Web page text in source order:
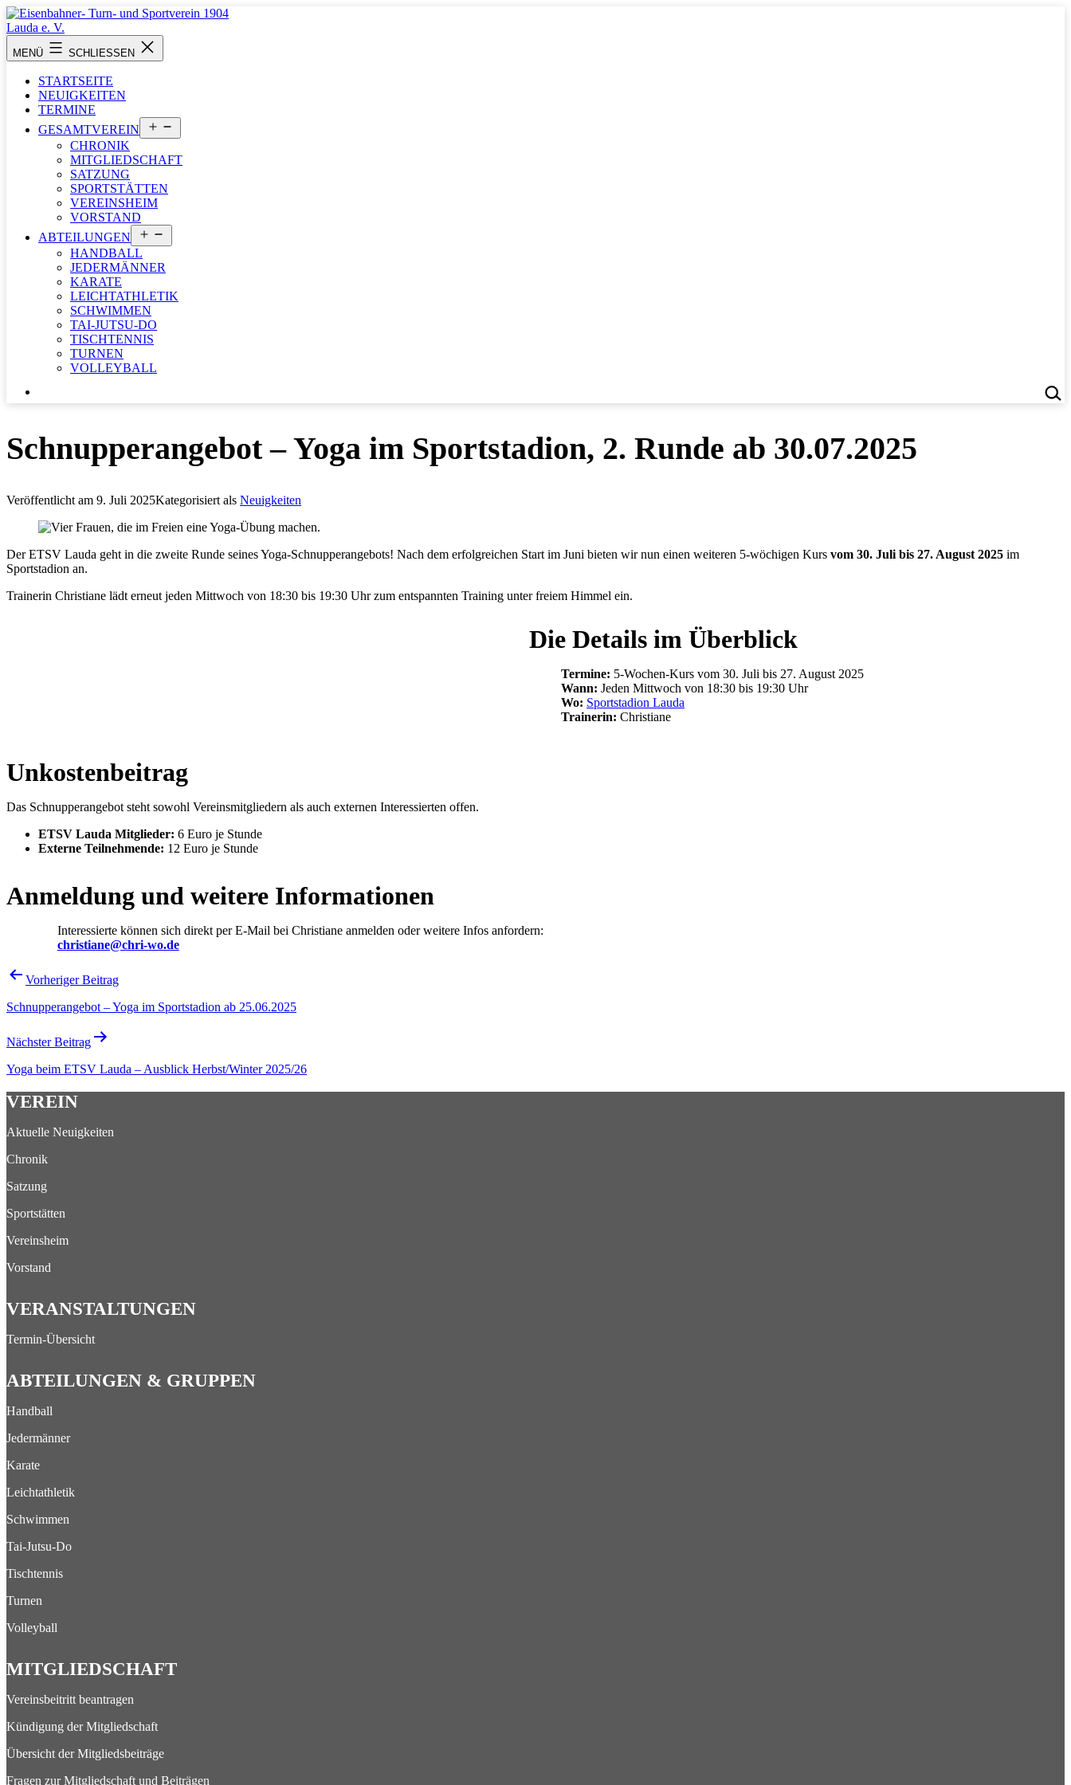
Zum
Inhalt
springen
Eisenbahner-
Turn-
Sportverein
1904
Lauda
MENÜ SCHLIESSEN
STARTSEITE
NEUIGKEITEN
TERMINE
GESAMTVEREIN
öffnen
CHRONIK
MITGLIEDSCHAFT
SATZUNG
SPORTSTÄTTEN
VEREINSHEIM
VORSTAND
ABTEILUNGEN
öffnen
HANDBALL
JEDERMÄNNER
KARATE
LEICHTATHLETIK
SCHWIMMEN
TAI-JUTSU-DO
TISCHTENNIS
TURNEN
VOLLEYBALL
Schnupperangebot – Yoga im Sportstadion, 2. Runde ab 30.07.2025
Veröffentlicht am 9. Juli 2025Kategorisiert als Neuigkeiten
Der ETSV Lauda geht in die zweite Runde seines Yoga-Schnupperangebots! Nach dem erfolgreichen Start im Juni bieten wir nun einen weiteren 5-wöchigen Kurs vom 30. Juli bis 27. August 2025 im
Sportstadion an.
Trainerin Christiane lädt erneut jeden Mittwoch von 18:30 bis 19:30 Uhr zum entspannten Training unter freiem Himmel ein.
Die Details im Überblick
Termine: 5-Wochen-Kurs vom 30. Juli bis 27. August 2025
Wann: Jeden Mittwoch von 18:30 bis 19:30 Uhr
Wo: Sportstadion Lauda
Trainerin: Christiane
Unkostenbeitrag
Das Schnupperangebot steht sowohl Vereinsmitgliedern als auch externen Interessierten offen.
ETSV Lauda Mitglieder: 6 Euro je Stunde
Externe Teilnehmende: 12 Euro je Stunde
Anmeldung und weitere Informationen
Interessierte können sich direkt per E-Mail bei Christiane anmelden oder weitere Infos anfordern:
christiane@chri-wo.de
Beitragsnavigation
Vorheriger Beitrag
Schnupperangebot – Yoga im Sportstadion ab 25.06.2025
Nächster Beitrag
Yoga beim ETSV Lauda – Ausblick Herbst/Winter 2025/26
VEREIN
Aktuelle Neuigkeiten
Chronik
Satzung
Sportstätten
Vereinsheim
Vorstand
VERANSTALTUNGEN
Termin-Übersicht
ABTEILUNGEN & GRUPPEN
Handball
Jedermänner
Karate
Leichtathletik
Schwimmen
Tai-Jutsu-Do
Tischtennis
Turnen
Volleyball
MITGLIEDSCHAFT
Vereinsbeitritt beantragen
Kündigung der Mitgliedschaft
Übersicht der Mitgliedsbeiträge
Fragen zur Mitgliedschaft und Beiträgen